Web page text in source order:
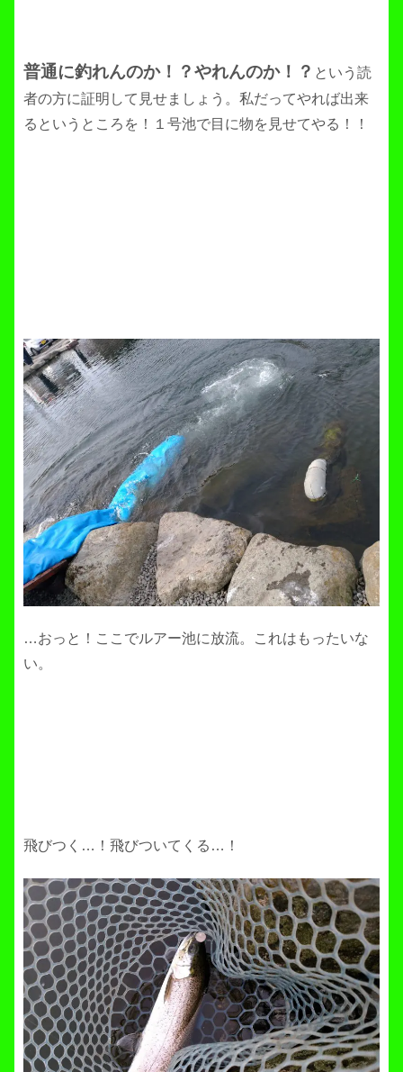
普通に釣れんのか！？やれんのか！？ という読
者の方に証明して見せましょう。私だってやれば出来
るというところを！１号池で目に物を見せてやる！！
…おっと！ここでルアー池に放流。これはもったいな
い。
飛びつく…！飛びついてくる…！